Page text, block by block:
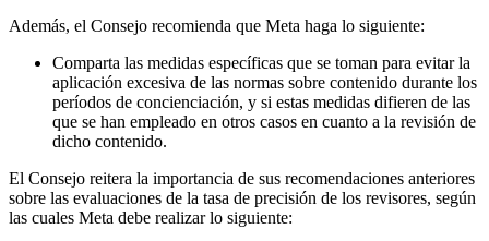
Además, el Consejo recomienda que Meta haga lo siguiente:
Comparta las medidas específicas que se toman para evitar la
aplicación excesiva de las normas sobre contenido durante los
períodos de concienciación, y si estas medidas difieren de las
que se han empleado en otros casos en cuanto a la revisión de
dicho contenido.
El Consejo reitera la importancia de sus recomendaciones anteriores
sobre las evaluaciones de la tasa de precisión de los revisores, según
las cuales Meta debe realizar lo siguiente: